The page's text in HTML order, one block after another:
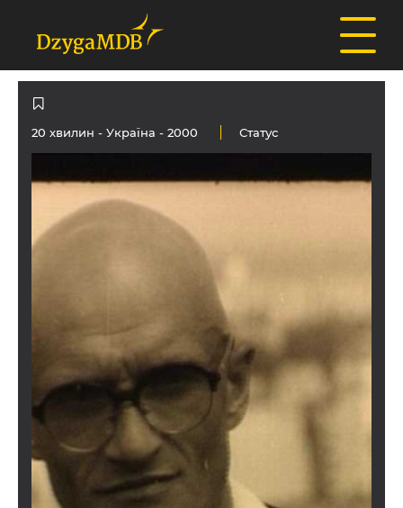
20 хвилин - Україна - 2000 Статус